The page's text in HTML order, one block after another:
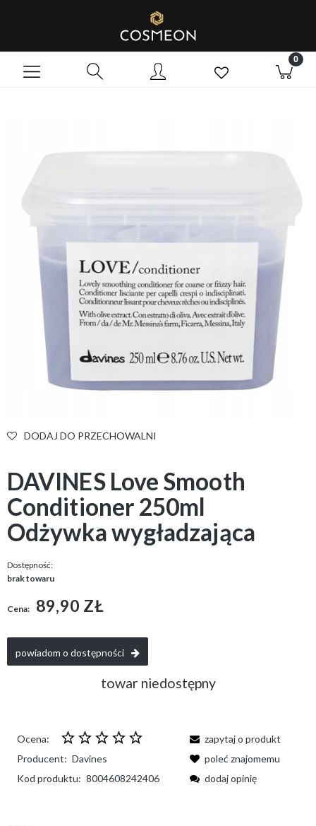
DODAJ DO PRZECHOWALNI
DAVINES Love Smooth
Conditioner 250ml
Odżywka wygładzająca
Dostępność:
brak towaru
Cena: 89,90 ZŁ
powiadom o dostępności
towar niedostępny
Ocena:
Producent: Davines
Kod produktu: 8004608242406
zapytaj o produkt
poleć znajomemu
dodaj opinię